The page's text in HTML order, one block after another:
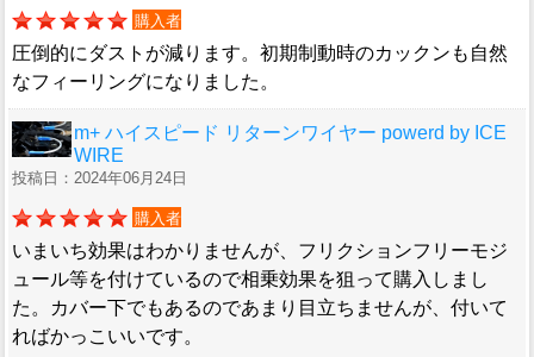
購入者
圧倒的にダストが減ります。初期制動時のカックンも自然
なフィーリングになりました。
m+ ハイスピード リターンワイヤー powerd by ICE
WIRE
投稿日：2024年06月24日
購入者
いまいち効果はわかりませんが、フリクションフリーモジ
ュール等を付けているので相乗効果を狙って購入しまし
た。カバー下でもあるのであまり目立ちませんが、付いて
ればかっこいいです。